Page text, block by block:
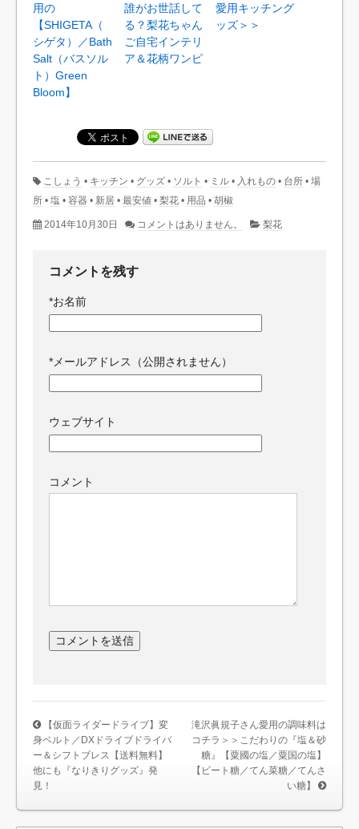
用の
【SHIGETA（
シゲタ）／Bath
Salt（バスソル
ト）Green
Bloom】
誰がお世話して
る？梨花ちゃん
ご自宅インテリ
ア＆花柄ワンピ
愛用キッチング
ッズ＞＞
こしょう • キッチン • グッズ • ソルト • ミル • 入れもの • 台所 • 場
所 • 塩 • 容器 • 新居 • 最安値 • 梨花 • 用品 • 胡椒
2014年10月30日 コメントはありません。 梨花
コメントを残す
*お名前
* メールアドレス（公開されません）
ウェブサイト
コメント
【仮面ライダードライブ】変
身ベルト／DXドライブドライバ
ー＆シフトブレス【送料無料】
他にも『なりきりグッズ』発
見！
滝沢眞規子さん愛用の調味料は
コチラ＞＞こだわりの『塩＆砂
糖』【粟國の塩／粟国の塩】
【ビート糖／てん菜糖／てんさ
い糖】